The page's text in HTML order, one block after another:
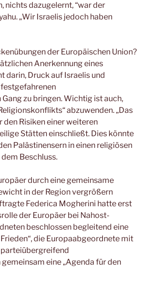
nichts dazugelernt, “war der
„Wir Israelis jedoch haben
der Europäischen Union?
Anerkennung eines
darin, Druck auf Israelis und
festgefahrenen
zu bringen. Wichtig ist auch,
abzuwenden. „Das
Risiken einer weiteren
Stätten einschließt. Dies könnte
Palästinensern in einen religiösen
Beschluss.
durch eine gemeinsame
in der Region vergrößern
Federica Mogherini hatte erst
der Europäer bei Nahost-
beschlossen begleitend eine
die Europaabgeordnete mit
parteiübergreifend
eine „Agenda für den